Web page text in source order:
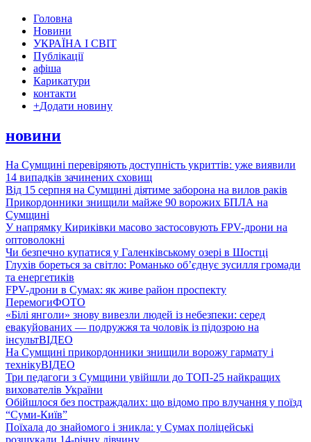
Головна
Новини
УКРАЇНА І СВІТ
Публікації
афіша
Карикатури
контакти
+Додати новину
новини
На Сумщині перевіряють доступність укриттів: уже виявили
14 випадків зачинених сховищ
Від 15 серпня на Сумщині діятиме заборона на вилов раків
Прикордонники знищили майже 90 ворожих БПЛА на
Сумщині
У напрямку Кириківки масово застосовують FPV-дрони на
оптоволокні
Чи безпечно купатися у Галенківському озері в Шостці
Глухів бореться за світло: Романько об’єднує зусилля громади
та енергетиків
FPV-дрони в Сумах: як живе район проспекту
ПеремогиФОТО
«Білі янголи» знову вивезли людей із небезпеки: серед
евакуйованих — подружжя та чоловік із підозрою на
інсультВІДЕО
На Сумщині прикордонники знищили ворожу гармату і
технікуВІДЕО
Три педагоги з Сумщини увійшли до ТОП-25 найкращих
вихователів України
Обійшлося без постраждалих: що відомо про влучання у поїзд
“Суми-Київ”
Поїхала до знайомого і зникла: у Сумах поліцейські
розшукали 14-річну дівчину